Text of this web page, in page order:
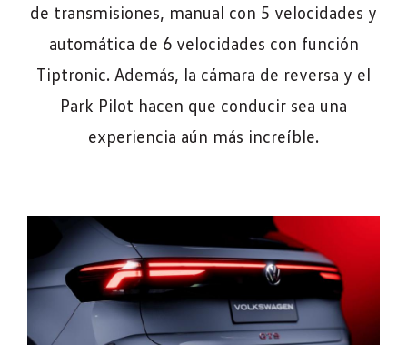
de transmisiones, manual con 5 velocidades y
automática de 6 velocidades con función
Tiptronic. Además, la cámara de reversa y el
Park Pilot hacen que conducir sea una
experiencia aún más increíble.